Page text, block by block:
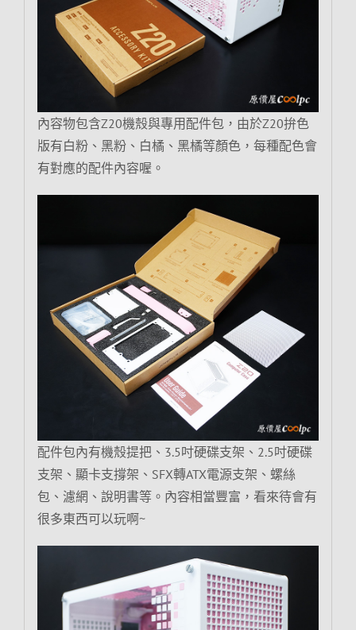
內容物包含Z20機殼與專用配件包，由於Z20拚色
版有白粉、黑粉、白橘、黑橘等顏色，每種配色會
有對應的配件內容喔。
配件包內有機殼提把、3.5吋硬碟支架、2.5吋硬碟
支架、顯卡支撐架、SFX轉ATX電源支架、螺絲
包、濾網、說明書等。內容相當豐富，看來待會有
很多東西可以玩啊~